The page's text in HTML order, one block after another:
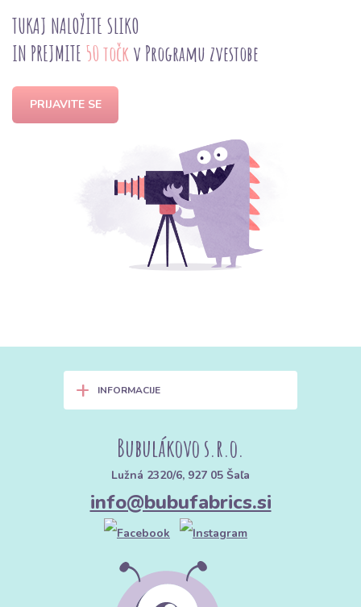
TUKAJ NALOŽITE SLIKO
IN PREJMITE 50 točk v Programu zvestobe
PRIJAVITE SE
+ INFORMACIJE
Bubulákovo s.r.o.
Lužná 2320/6, 927 05 Šaľa
info@bubufabrics.si